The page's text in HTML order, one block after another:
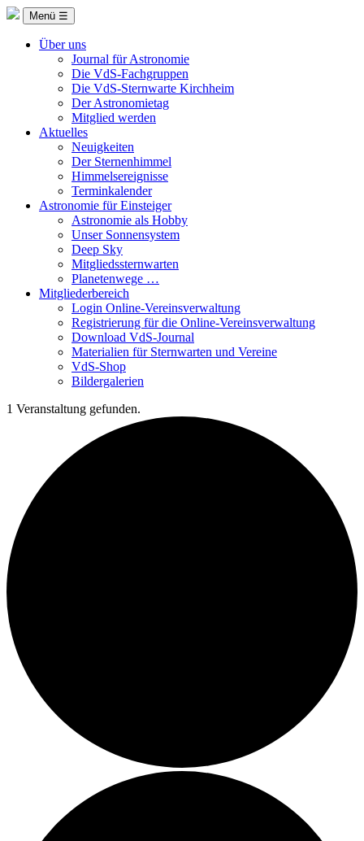
Menü ☰
Über uns
Journal für Astronomie
Die VdS-Fachgruppen
Die VdS-Sternwarte Kirchheim
Der Astronomietag
Mitglied werden
Aktuelles
Neuigkeiten
Der Sternenhimmel
Himmelsereignisse
Terminkalender
Astronomie für Einsteiger
Astronomie als Hobby
Unser Sonnensystem
Deep Sky
Mitgliedssternwarten
Planetenwege …
Mitgliederbereich
Login Online-Vereinsverwaltung
Registrierung für die Online-Vereinsverwaltung
Download VdS-Journal
Materialien für Sternwarten und Vereine
VdS-Shop
Bildergalerien
1 Veranstaltung gefunden.